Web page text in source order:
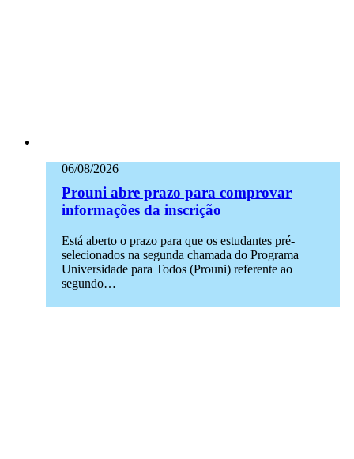
06/08/2026
Prouni abre prazo para comprovar
informações da inscrição
Está aberto o prazo para que os estudantes pré-
selecionados na segunda chamada do Programa
Universidade para Todos (Prouni) referente ao
segundo…